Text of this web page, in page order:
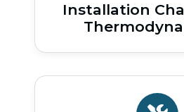
Installation